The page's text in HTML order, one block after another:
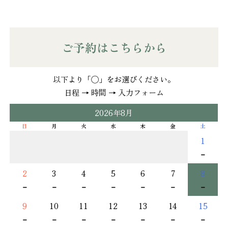
ご予約はこちらから
以下より「◯」をお選びください。
日程 → 時間 → 入力フォーム
2026年8月
日 月 火 水 木 金 土
1
－
2
－
3
－
4
－
5
－
6
－
7
－
8
－
9
－
10
－
11
－
12
－
13
－
14
－
15
－